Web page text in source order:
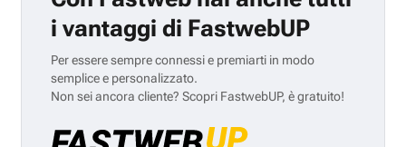
i vantaggi di FastwebUP
Per essere sempre connessi e premiarti in modo
semplice e personalizzato.
Non sei ancora cliente? Scopri FastwebUP, è gratuito!